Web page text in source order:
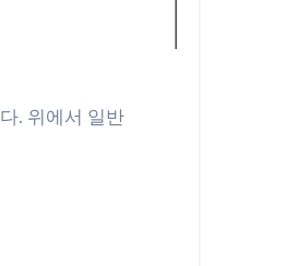
. 위에서 일반